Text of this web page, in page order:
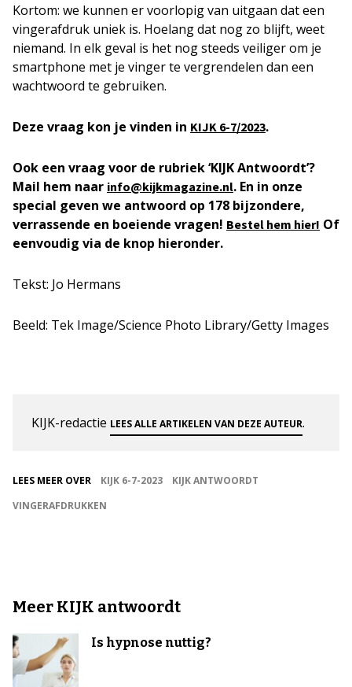
Kortom: we kunnen er voorlopig van uitgaan dat een
vingerafdruk uniek is. Hoelang dat nog zo blijft, weet
niemand. In elk geval is het nog steeds veiliger om je
smartphone met je vinger te vergrendelen dan een
wachtwoord te gebruiken.
Deze vraag kon je vinden in KIJK 6-7/2023.
Ook een vraag voor de rubriek ‘KIJK Antwoordt’?
Mail hem naar info@kijkmagazine.nl. En in onze
special geven we antwoord op 178 bijzondere,
verrassende en boeiende vragen! Bestel hem hier! Of
eenvoudig via de knop hieronder.
Tekst: Jo Hermans
Beeld: Tek Image/Science Photo Library/Getty Images
KIJK-redactie LEES ALLE ARTIKELEN VAN DEZE AUTEUR.
LEES MEER OVER KIJK 6-7-2023
KIJK ANTWOORDT
VINGERAFDRUKKEN
Meer KIJK antwoordt
Is hypnose nuttig?